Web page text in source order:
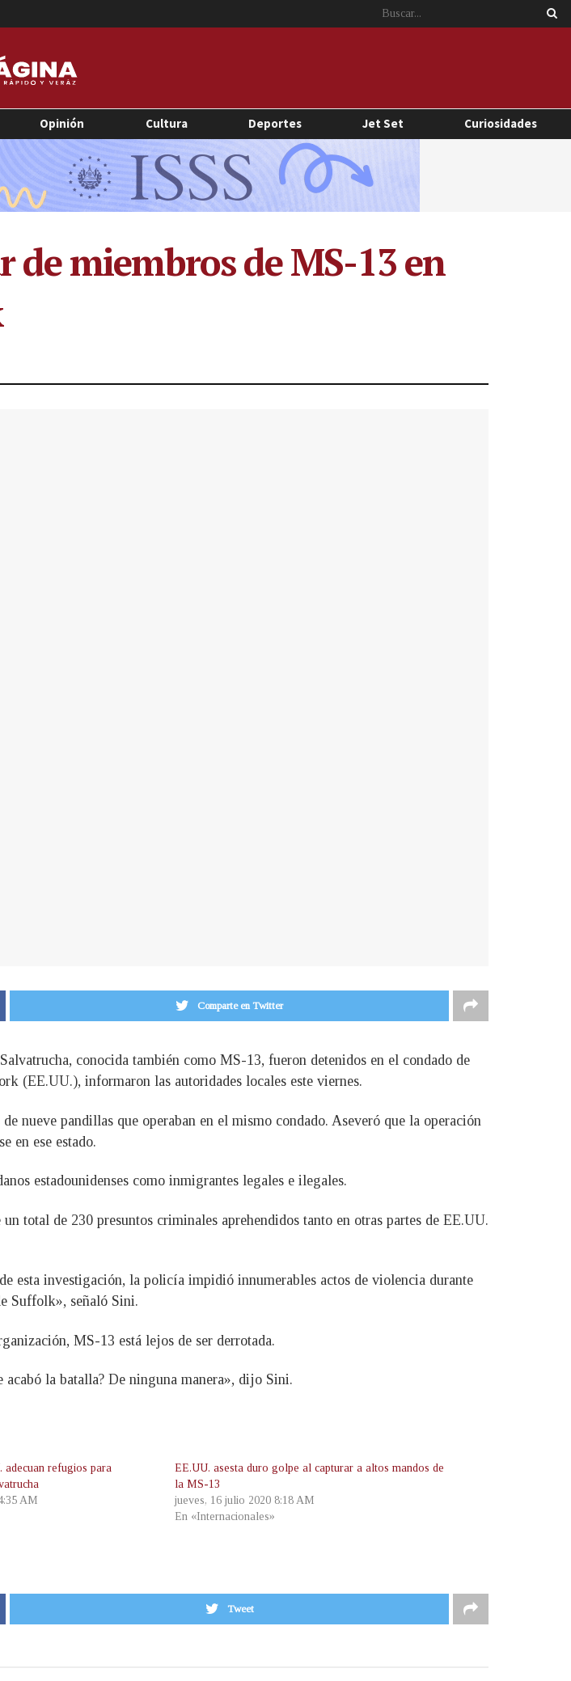
Opinión Cultura Deportes Jet Set Curiosidades
miembros de MS-13 en
Comparte en Twitter
conocida también como MS-13, fueron detenidos en el condado de
(EE.UU.), informaron las autoridades locales este viernes.
nueve pandillas que operaban en el mismo condado. Aseveró que la operación
en ese estado.
estadounidenses como inmigrantes legales e ilegales.
total de 230 presuntos criminales aprehendidos tanto en otras partes de EE.UU.
esta investigación, la policía impidió innumerables actos de violencia durante
Suffolk», señaló Sini.
MS-13 está lejos de ser derrotada.
la batalla? De ninguna manera», dijo Sini.
refugios para
AM
EE.UU. asesta duro golpe al capturar a altos mandos de
la MS-13
jueves, 16 julio 2020 8:18 AM
En «Internacionales»
Tweet